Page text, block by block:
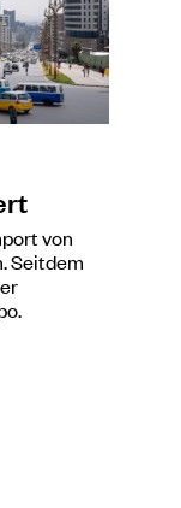
von
Seitdem